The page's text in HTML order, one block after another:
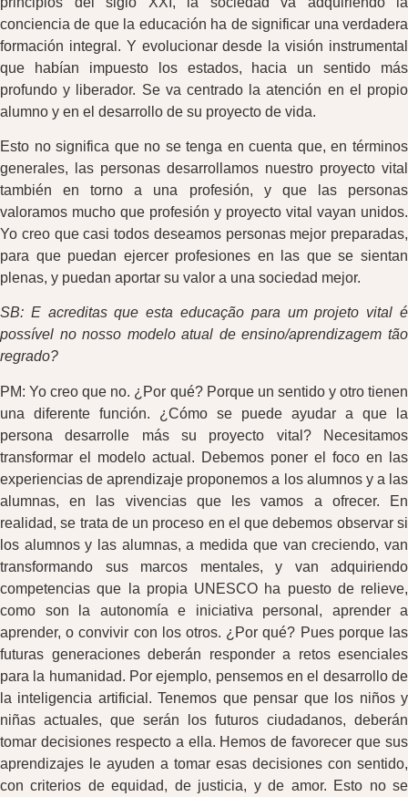
conciencia de que la educación ha de significar una verdadera
formación integral. Y evolucionar desde la visión instrumental
que habían impuesto los estados, hacia un sentido más
profundo y liberador. Se va centrado la atención en el propio
alumno y en el desarrollo de su proyecto de vida.
Esto no significa que no se tenga en cuenta que, en términos
generales, las personas desarrollamos nuestro proyecto vital
también en torno a una profesión, y que las personas
valoramos mucho que profesión y proyecto vital vayan unidos.
Yo creo que casi todos deseamos personas mejor preparadas,
para que puedan ejercer profesiones en las que se sientan
plenas, y puedan aportar su valor a una sociedad mejor.
SB: E acreditas que esta educação para um projeto vital é
possível no nosso modelo atual de ensino/aprendizagem tão
regrado?
PM: Yo creo que no. ¿Por qué? Porque un sentido y otro tienen
una diferente función. ¿Cómo se puede ayudar a que la
persona desarrolle más su proyecto vital? Necesitamos
transformar el modelo actual. Debemos poner el foco en las
experiencias de aprendizaje proponemos a los alumnos y a las
alumnas, en las vivencias que les vamos a ofrecer. En
realidad, se trata de un proceso en el que debemos observar si
los alumnos y las alumnas, a medida que van creciendo, van
transformando sus marcos mentales, y van adquiriendo
competencias que la propia UNESCO ha puesto de relieve,
como son la autonomía e iniciativa personal, aprender a
aprender, o convivir con los otros. ¿Por qué? Pues porque las
futuras generaciones deberán responder a retos esenciales
para la humanidad. Por ejemplo, pensemos en el desarrollo de
la inteligencia artificial. Tenemos que pensar que los niños y
niñas actuales, que serán los futuros ciudadanos, deberán
tomar decisiones respecto a ella. Hemos de favorecer que sus
aprendizajes le ayuden a tomar esas decisiones con sentido,
con criterios de equidad, de justicia, y de amor. Esto no se